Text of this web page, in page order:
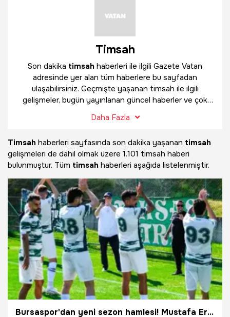
Timsah
Son dakika timsah haberleri ile ilgili Gazete Vatan
adresinde yer alan tüm haberlere bu sayfadan
ulaşabilirsiniz. Geçmişte yaşanan timsah ile ilgili
gelişmeler, bugün yayınlanan güncel haberler ve çok
Daha Fazla
Timsah haberleri sayfasında son dakika yaşanan timsah
gelişmeleri de dahil olmak üzere 1.101 timsah haberi
bulunmuştur. Tüm timsah haberleri aşağıda listelenmiştir.
Bursaspor'dan yeni sezon hamlesi! Mustafa Er kararını verdi